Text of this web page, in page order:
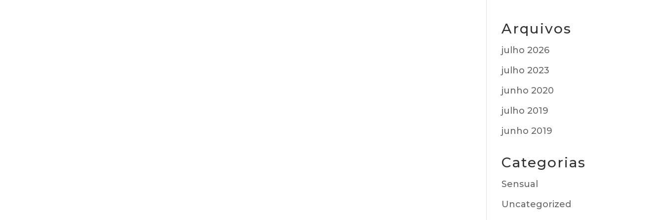
Arquivos
julho 2026
julho 2023
junho 2020
julho 2019
junho 2019
Categorias
Sensual
Uncategorized